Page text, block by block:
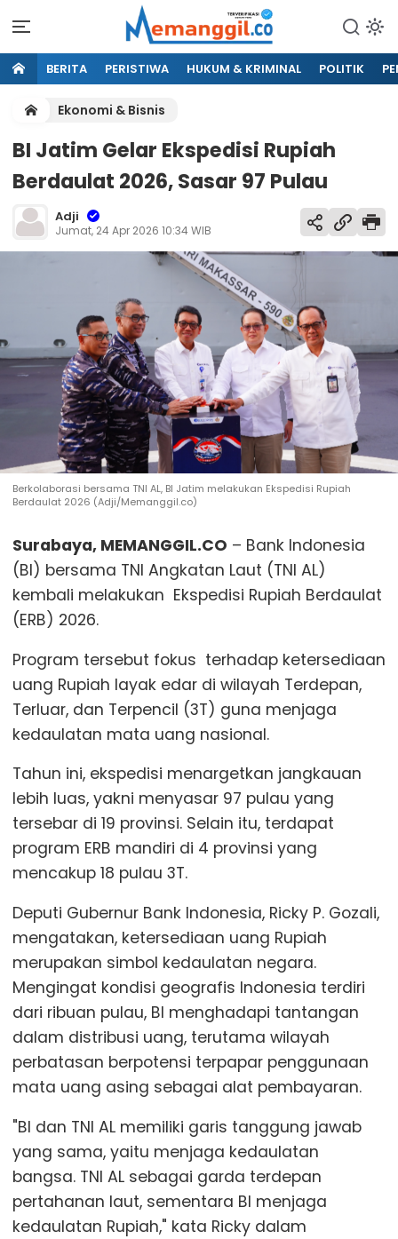
BERITA PERISTIWA HUKUM & KRIMINAL POLITIK
Ekonomi & Bisnis
BI Jatim Gelar Ekspedisi Rupiah
Berdaulat 2026, Sasar 97 Pulau
Adji
Jumat, 24 Apr 2026 10:34 WIB
Berkolaborasi bersama TNI AL, BI Jatim melakukan Ekspedisi Rupiah
Berdaulat 2026 (Adji/Memanggil.co)
Surabaya, MEMANGGIL.CO – Bank Indonesia
(BI) bersama TNI Angkatan Laut (TNI AL)
kembali melakukan Ekspedisi Rupiah Berdaulat
(ERB) 2026.
Program tersebut fokus terhadap ketersediaan
uang Rupiah layak edar di wilayah Terdepan,
Terluar, dan Terpencil (3T) guna menjaga
kedaulatan mata uang nasional.
Tahun ini, ekspedisi menargetkan jangkauan
lebih luas, yakni menyasar 97 pulau yang
tersebar di 19 provinsi. Selain itu, terdapat
program ERB mandiri di 4 provinsi yang
mencakup 18 pulau 3T.
Deputi Gubernur Bank Indonesia, Ricky P. Gozali,
mengatakan, ketersediaan uang Rupiah
merupakan simbol kedaulatan negara.
Mengingat kondisi geografis Indonesia terdiri
dari ribuan pulau, BI menghadapi tantangan
dalam distribusi uang, terutama wilayah
perbatasan berpotensi terpapar penggunaan
mata uang asing sebagai alat pembayaran.
"BI dan TNI AL memiliki garis tanggung jawab
yang sama, yaitu menjaga kedaulatan
bangsa. TNI AL sebagai garda terdepan
pertahanan laut, sementara BI menjaga
kedaulatan Rupiah," kata Ricky dalam